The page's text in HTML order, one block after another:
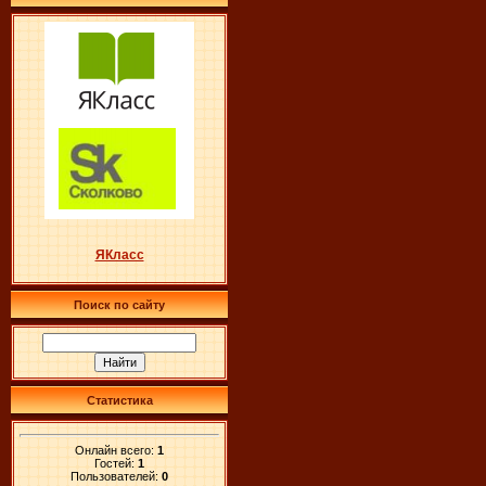
ЯКласс
Поиск по сайту
Статистика
Онлайн всего: 1
Гостей: 1
Пользователей: 0